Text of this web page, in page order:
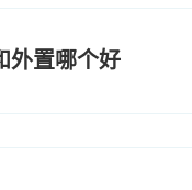
外置哪个好